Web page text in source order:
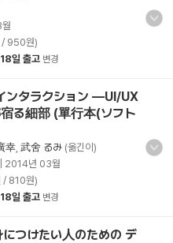
/ 950원)
일 출고 변경
ンタラクション ―UI/UX
る細部 (單行本(ソフト
幸 武舍 るみ (옮긴이)
2014년 03월
/ 810원)
일 출고 변경
つけたい人のための デ